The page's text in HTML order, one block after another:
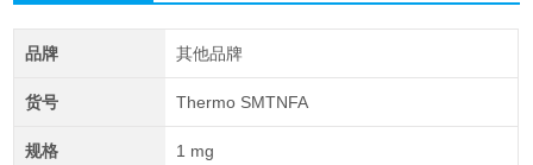
品牌 其他品牌
货号 Thermo SMTNFA
规格 1 mg